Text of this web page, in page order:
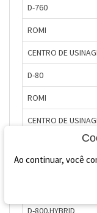
D-760
ROMI
CENTRO DE
D-80
ROMI
CENTRO DE
ROMI
D-800.HYBRID
Ao continuar, você